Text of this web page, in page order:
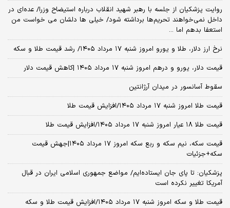
روایت پزشکیان از جلسه با رهبر شهید انقلاب درباره استیضاح وزرا/ عده‌ای در
داخل نمی‌خواهند تحریم‌ها برداشته شود/ خیلی ها دلشان می خواست من
استعفا بدهم اما ...
نرخ ارز دلار، طلا و یورو امروز شنبه ۱۷ مرداد ۱۴۰۵/ رشد قیمت طلا و سکه
قیمت دلار، یورو و درهم امروز شنبه ۱۷ مرداد ۱۴۰۵ |کاهش قیمت دلار
سقوط آسانسور در میدان آرژانتین
قیمت طلا امروز شنبه ۱۷ مرداد ۱۴۰۵/افزایش قیمت طلا
قیمت طلا ۱۸ عیار امروز شنبه ۱۷ مرداد ۱۴۰۵/افزایش قیمت طلا
قیمت سکه، نیم سکه و ربع سکه امروز ۱۷ مرداد ۱۴۰۵|جهش قیمت
سکه+جزئیات
پزشکیان: تا پای جان ایستاده‌ایم/ مواضع جمهوری اسلامی ایران در قبال
آمریکا تغییر نکرده است
قیمت طلا و سکه امروز شنبه ۱۷ مرداد ۱۴۰۵/افزایش قیمت طلا و سکه